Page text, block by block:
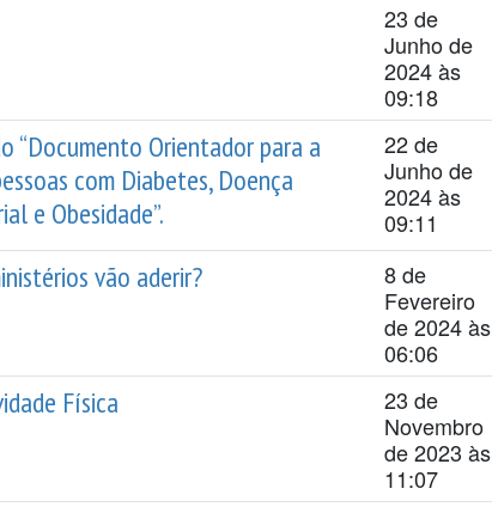
23 de
Junho de
2024 às
09:18
“Documento Orientador para a
com Diabetes, Doença
e Obesidade”.
22 de
Junho de
2024 às
09:11
vão aderir?
8 de
Fevereiro
de 2024 às
06:06
Física
23 de
Novembro
de 2023 às
11:07